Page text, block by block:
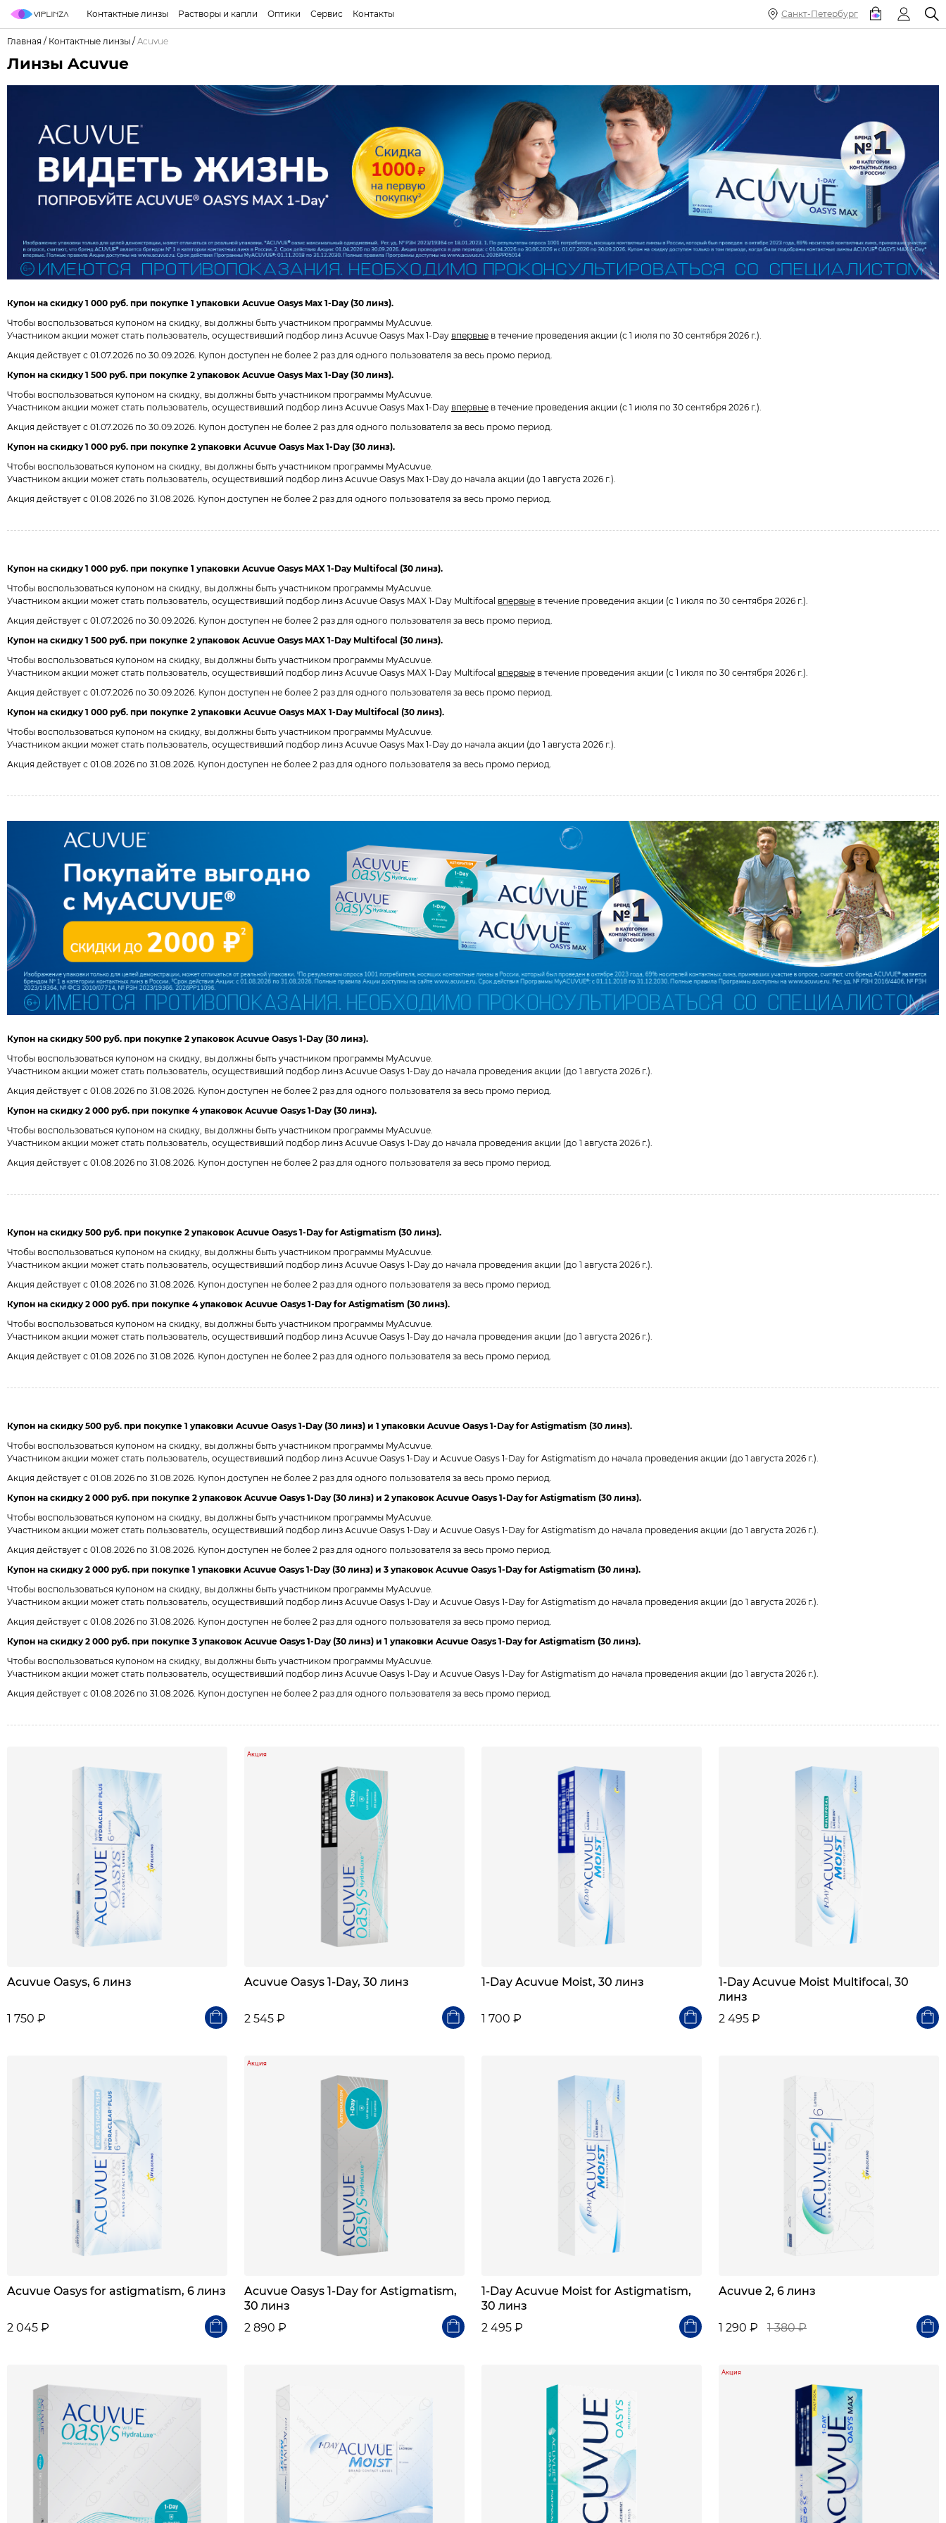
Контактные линзы Растворы и капли Оптики Сервис Контакты Санкт-Петербург
Главная / Контактные линзы / Acuvue
Линзы Acuvue
Купон на скидку 1 000 руб. при покупке 1 упаковки Acuvue Oasys Max 1-Day (30 линз).
Чтобы воспользоваться купоном на скидку, вы должны быть участником программы MyAcuvue.
Участником акции может стать пользователь, осуществивший подбор линз Acuvue Oasys Max 1-Day впервые в течение проведения акции (с 1 июля по 30 сентября 2026 г.).
Акция действует с 01.07.2026 по 30.09.2026. Купон доступен не более 2 раз для одного пользователя за весь промо период.
Купон на скидку 1 500 руб. при покупке 2 упаковок Acuvue Oasys Max 1-Day (30 линз).
Чтобы воспользоваться купоном на скидку, вы должны быть участником программы MyAcuvue.
Участником акции может стать пользователь, осуществивший подбор линз Acuvue Oasys Max 1-Day впервые в течение проведения акции (с 1 июля по 30 сентября 2026 г.).
Акция действует с 01.07.2026 по 30.09.2026. Купон доступен не более 2 раз для одного пользователя за весь промо период.
Купон на скидку 1 000 руб. при покупке 2 упаковки Acuvue Oasys Max 1-Day (30 линз).
Чтобы воспользоваться купоном на скидку, вы должны быть участником программы MyAcuvue.
Участником акции может стать пользователь, осуществивший подбор линз Acuvue Oasys Max 1-Day до начала акции (до 1 августа 2026 г.).
Акция действует с 01.08.2026 по 31.08.2026. Купон доступен не более 2 раз для одного пользователя за весь промо период.
Купон на скидку 1 000 руб. при покупке 1 упаковки Acuvue Oasys MAX 1-Day Multifocal (30 линз).
Чтобы воспользоваться купоном на скидку, вы должны быть участником программы MyAcuvue.
Участником акции может стать пользователь, осуществивший подбор линз Acuvue Oasys MAX 1-Day Multifocal впервые в течение проведения акции (с 1 июля по 30 сентября 2026 г.).
Акция действует с 01.07.2026 по 30.09.2026. Купон доступен не более 2 раз для одного пользователя за весь промо период.
Купон на скидку 1 500 руб. при покупке 2 упаковок Acuvue Oasys MAX 1-Day Multifocal (30 линз).
Чтобы воспользоваться купоном на скидку, вы должны быть участником программы MyAcuvue.
Участником акции может стать пользователь, осуществивший подбор линз Acuvue Oasys MAX 1-Day Multifocal впервые в течение проведения акции (с 1 июля по 30 сентября 2026 г.).
Акция действует с 01.07.2026 по 30.09.2026. Купон доступен не более 2 раз для одного пользователя за весь промо период.
Купон на скидку 1 000 руб. при покупке 2 упаковки Acuvue Oasys MAX 1-Day Multifocal (30 линз).
Чтобы воспользоваться купоном на скидку, вы должны быть участником программы MyAcuvue.
Участником акции может стать пользователь, осуществивший подбор линз Acuvue Oasys Max 1-Day до начала акции (до 1 августа 2026 г.).
Акция действует с 01.08.2026 по 31.08.2026. Купон доступен не более 2 раз для одного пользователя за весь промо период.
Купон на скидку 500 руб. при покупке 2 упаковок Acuvue Oasys 1-Day (30 линз).
Чтобы воспользоваться купоном на скидку, вы должны быть участником программы MyAcuvue.
Участником акции может стать пользователь, осуществивший подбор линз Acuvue Oasys 1-Day до начала проведения акции (до 1 августа 2026 г.).
Акция действует с 01.08.2026 по 31.08.2026. Купон доступен не более 2 раз для одного пользователя за весь промо период.
Купон на скидку 2 000 руб. при покупке 4 упаковок Acuvue Oasys 1-Day (30 линз).
Чтобы воспользоваться купоном на скидку, вы должны быть участником программы MyAcuvue.
Участником акции может стать пользователь, осуществивший подбор линз Acuvue Oasys 1-Day до начала проведения акции (до 1 августа 2026 г.).
Акция действует с 01.08.2026 по 31.08.2026. Купон доступен не более 2 раз для одного пользователя за весь промо период.
Купон на скидку 500 руб. при покупке 2 упаковок Acuvue Oasys 1-Day for Astigmatism (30 линз).
Чтобы воспользоваться купоном на скидку, вы должны быть участником программы MyAcuvue.
Участником акции может стать пользователь, осуществивший подбор линз Acuvue Oasys 1-Day до начала проведения акции (до 1 августа 2026 г.).
Акция действует с 01.08.2026 по 31.08.2026. Купон доступен не более 2 раз для одного пользователя за весь промо период.
Купон на скидку 2 000 руб. при покупке 4 упаковок Acuvue Oasys 1-Day for Astigmatism (30 линз).
Чтобы воспользоваться купоном на скидку, вы должны быть участником программы MyAcuvue.
Участником акции может стать пользователь, осуществивший подбор линз Acuvue Oasys 1-Day до начала проведения акции (до 1 августа 2026 г.).
Акция действует с 01.08.2026 по 31.08.2026. Купон доступен не более 2 раз для одного пользователя за весь промо период.
Купон на скидку 500 руб. при покупке 1 упаковки Acuvue Oasys 1-Day (30 линз) и 1 упаковки Acuvue Oasys 1-Day for Astigmatism (30 линз).
Чтобы воспользоваться купоном на скидку, вы должны быть участником программы MyAcuvue.
Участником акции может стать пользователь, осуществивший подбор линз Acuvue Oasys 1-Day и Acuvue Oasys 1-Day for Astigmatism до начала проведения акции (до 1 августа 2026 г.).
Акция действует с 01.08.2026 по 31.08.2026. Купон доступен не более 2 раз для одного пользователя за весь промо период.
Купон на скидку 2 000 руб. при покупке 2 упаковок Acuvue Oasys 1-Day (30 линз) и 2 упаковок Acuvue Oasys 1-Day for Astigmatism (30 линз).
Чтобы воспользоваться купоном на скидку, вы должны быть участником программы MyAcuvue.
Участником акции может стать пользователь, осуществивший подбор линз Acuvue Oasys 1-Day и Acuvue Oasys 1-Day for Astigmatism до начала проведения акции (до 1 августа 2026 г.).
Акция действует с 01.08.2026 по 31.08.2026. Купон доступен не более 2 раз для одного пользователя за весь промо период.
Купон на скидку 2 000 руб. при покупке 1 упаковки Acuvue Oasys 1-Day (30 линз) и 3 упаковок Acuvue Oasys 1-Day for Astigmatism (30 линз).
Чтобы воспользоваться купоном на скидку, вы должны быть участником программы MyAcuvue.
Участником акции может стать пользователь, осуществивший подбор линз Acuvue Oasys 1-Day и Acuvue Oasys 1-Day for Astigmatism до начала проведения акции (до 1 августа 2026 г.).
Акция действует с 01.08.2026 по 31.08.2026. Купон доступен не более 2 раз для одного пользователя за весь промо период.
Купон на скидку 2 000 руб. при покупке 3 упаковок Acuvue Oasys 1-Day (30 линз) и 1 упаковки Acuvue Oasys 1-Day for Astigmatism (30 линз).
Чтобы воспользоваться купоном на скидку, вы должны быть участником программы MyAcuvue.
Участником акции может стать пользователь, осуществивший подбор линз Acuvue Oasys 1-Day и Acuvue Oasys 1-Day for Astigmatism до начала проведения акции (до 1 августа 2026 г.).
Акция действует с 01.08.2026 по 31.08.2026. Купон доступен не более 2 раз для одного пользователя за весь промо период.
Acuvue Oasys, 6 линз
1 750 ₽
Акция
Acuvue Oasys 1-Day, 30 линз
2 545 ₽
1-Day Acuvue Moist, 30 линз
1 700 ₽
1-Day Acuvue Moist Multifocal, 30
линз
2 495 ₽
Acuvue Oasys for astigmatism, 6 линз
2 045 ₽
Акция
Acuvue Oasys 1-Day for Astigmatism,
30 линз
2 890 ₽
1-Day Acuvue Moist for Astigmatism,
30 линз
2 495 ₽
Acuvue 2, 6 линз
1 290 ₽ 1 380 ₽
Акция